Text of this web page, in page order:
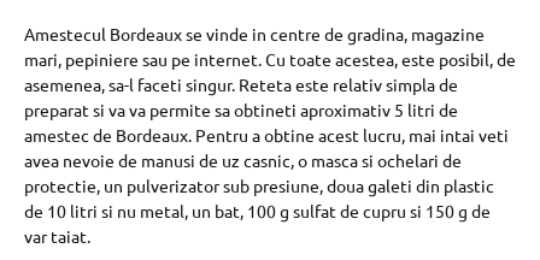
Amestecul Bordeaux se vinde in centre de gradina, magazine
mari, pepiniere sau pe internet. Cu toate acestea, este posibil, de
asemenea, sa-l faceti singur. Reteta este relativ simpla de
preparat si va va permite sa obtineti aproximativ 5 litri de
amestec de Bordeaux. Pentru a obtine acest lucru, mai intai veti
avea nevoie de manusi de uz casnic, o masca si ochelari de
protectie, un pulverizator sub presiune, doua galeti din plastic
de 10 litri si nu metal, un bat, 100 g sulfat de cupru si 150 g de
var taiat.